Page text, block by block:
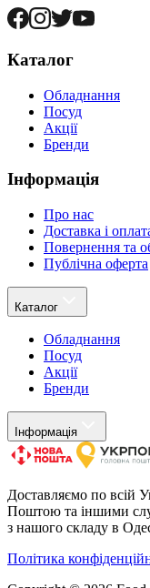
Каталог
Обладнання
Посуд
Акції
Бренди
Інформація
Про нас
Доставка і
Повернення та
Публічна оферта
Каталог
Обладнання
Посуд
Акції
Бренди
Інформація
Доставляємо по всій
Поштою та іншими
з нашого складу в
Політика